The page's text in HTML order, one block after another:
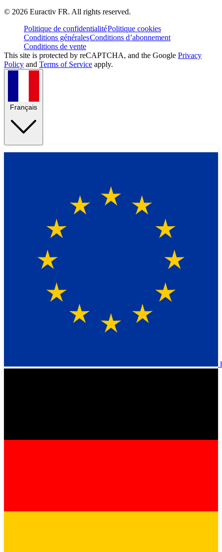
© 2026 Euractiv FR. All rights reserved.
Politique de confidentialitéPolitique cookies
Conditions généralesConditions d’abonnement
Conditions de vente
This site is protected by reCAPTCHA, and the Google Privacy
Policy and Terms of Service apply.
Français